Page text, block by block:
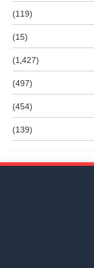
(119)
(15)
(1٬427)
(497)
(454)
(139)